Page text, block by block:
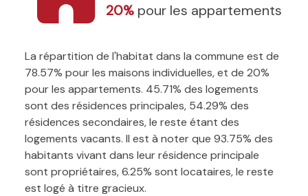
20% pour les appartements
La répartition de l'habitat dans la commune est de
78.57% pour les maisons individuelles, et de 20%
pour les appartements. 45.71% des logements
sont des résidences principales, 54.29% des
résidences secondaires, le reste étant des
logements vacants. Il est à noter que 93.75% des
habitants vivant dans leur résidence principale
sont propriétaires, 6.25% sont locataires, le reste
est logé à titre gracieux.